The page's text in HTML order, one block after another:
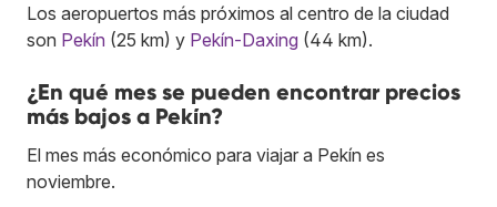
Los aeropuertos más próximos al centro de la ciudad
son Pekín (25 km) y Pekín-Daxing (44 km).
¿En qué mes se pueden encontrar precios
más bajos a Pekín?
El mes más económico para viajar a Pekín es
noviembre.